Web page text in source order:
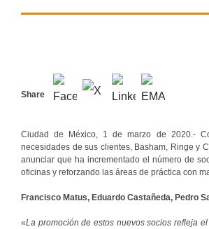
Share
Ciudad de México, 1 de marzo de 2020.-
necesidades de sus clientes, Basham, Ringe y
anunciar que ha incrementado el número de
oficinas y reforzando las áreas de práctica con
Francisco Matus, Eduardo Castañeda, Pedro
«La promoción de estos nuevos socios refleja